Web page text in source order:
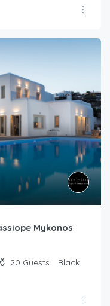
Mykonos
20 Guests
Black